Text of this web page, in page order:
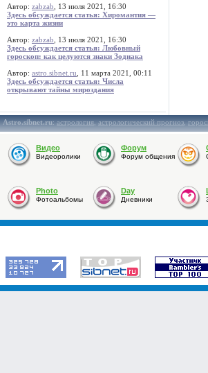
Автор: zabzab , 13 июля 2021, 16:30
Здесь обсуждается статья: Хиромантия —
это карта жизни
Автор: zabzab , 13 июля 2021, 16:30
Здесь обсуждается статья: Любовный
гороскоп: как целуются знаки Зодиака
Автор: astro.sibnet.ru , 11 марта 2021, 00:11
Здесь обсуждается статья: Числа
открывают тайны мироздания
Astro.sibnet.ru:астрология,астрологический прогноз,
Видео
Видеоролики
Форум
Форум общения
Photo
Фотоальбомы
Day
Дневники